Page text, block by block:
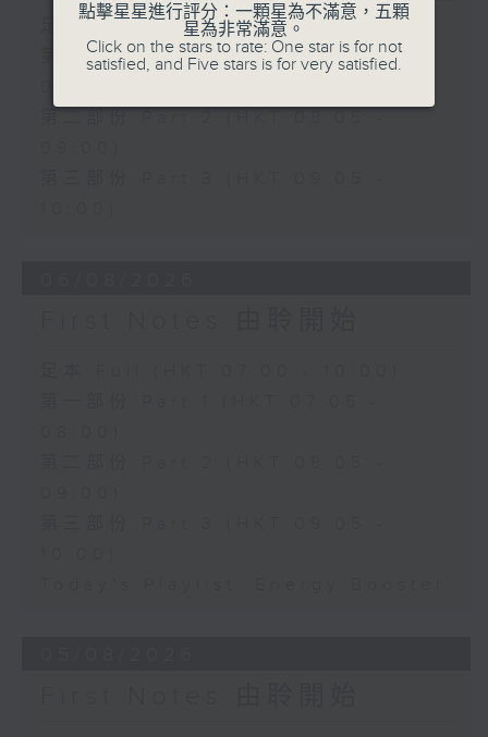
足本 Full (HKT 07:05 - 10:00)
第一部份 Part 1 (HKT 07:05 -
點擊星星進行評分：一顆星為不滿意，五顆
星為非常滿意。
Click on the stars to rate: One star is for not
satisfied, and Five stars is for very satisfied.